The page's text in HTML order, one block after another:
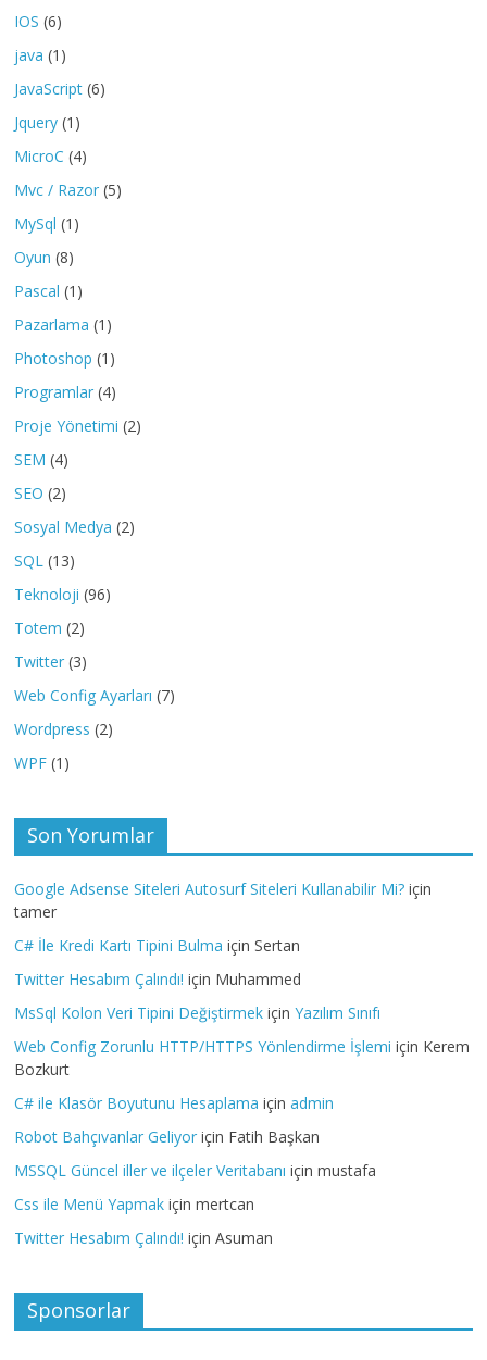
IOS (6)
java (1)
JavaScript (6)
Jquery (1)
MicroC (4)
Mvc / Razor (5)
MySql (1)
Oyun (8)
Pascal (1)
Pazarlama (1)
Photoshop (1)
Programlar (4)
Proje Yönetimi (2)
SEM (4)
SEO (2)
Sosyal Medya (2)
SQL (13)
Teknoloji (96)
Totem (2)
Twitter (3)
Web Config Ayarları (7)
Wordpress (2)
WPF (1)
Son Yorumlar
Google Adsense Siteleri Autosurf Siteleri Kullanabilir Mi? için
tamer
C# İle Kredi Kartı Tipini Bulma içinSertan
Twitter Hesabım Çalındı! için Muhammed
MsSql Kolon Veri Tipini Değiştirmek içinYazılım Sınıfı
Web Config Zorunlu HTTP/HTTPS Yönlendirme İşlemi için Kerem
Bozkurt
C# ile Klasör Boyutunu Hesaplama içinadmin
Robot Bahçıvanlar Geliyor için Fatih Başkan
MSSQL Güncel iller ve ilçeler Veritabanı içinmustafa
Css ile Menü Yapmak içinmertcan
Twitter Hesabım Çalındı! içinAsuman
Sponsorlar